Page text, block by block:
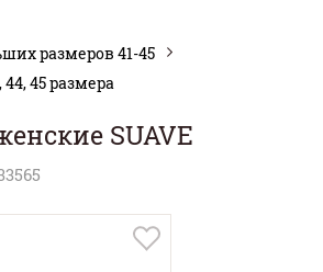
размеров 41-45
45 размера
SUAVE